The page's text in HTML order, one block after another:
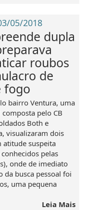
05/2018
dupla
roubos
de
fogo
bairro Ventura, uma
pelo CB
Both e
visualizaram dois
atitude suspeita
pelas
onde de imediato
busca pessoal foi
uma pequena
Leia Mais